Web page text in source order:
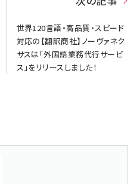
世界120言語・高品質・スピード
対応の【翻訳商社】ノーヴァネク
サスは「外国語業務代行サービ
ス」をリリースしました！